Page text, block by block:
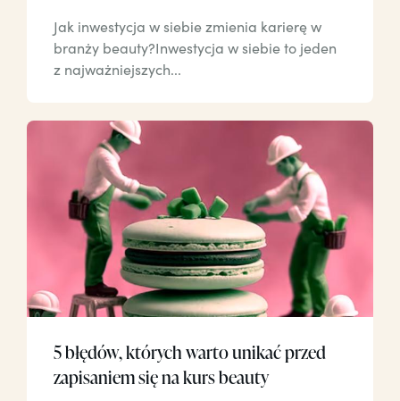
Jak inwestycja w siebie zmienia karierę w
branży beauty?Inwestycja w siebie to jeden
z najważniejszych...
5 błędów, których warto unikać przed
zapisaniem się na kurs beauty